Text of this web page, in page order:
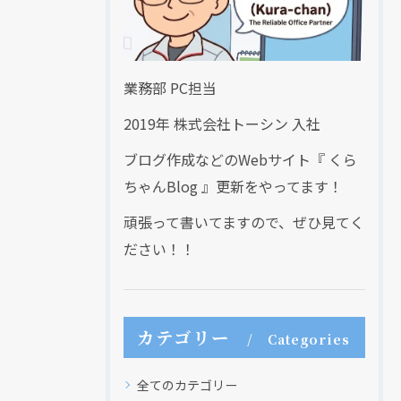
業務部 PC担当
2019年 株式会社トーシン 入社
ブログ作成などのWebサイト『 くら
ちゃんBlog 』更新をやってます！
頑張って書いてますので、ぜひ見てく
ださい！！
カテゴリー Categories
全てのカテゴリー
現在、新聞に入っている折込チラシです。
現在、新聞に入っている折込チラシです。